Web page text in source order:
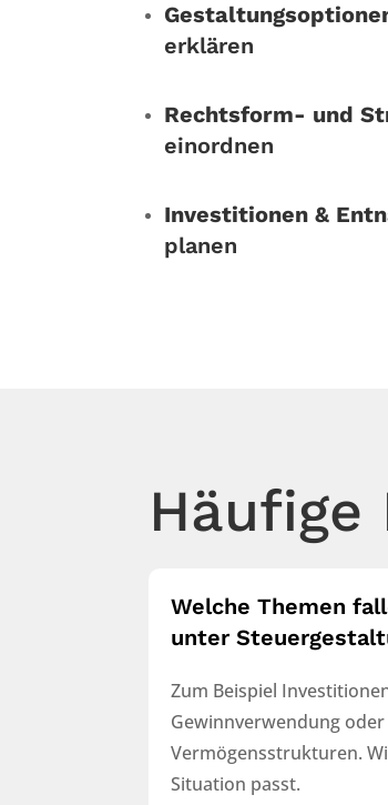
erklären
Rechtsform- und
einordnen
Investitionen &
planen
Häufige
Welche Themen
unter
Zum Beispiel
Gewinnverwendung
Vermögensstrukturen.
Situation passt.